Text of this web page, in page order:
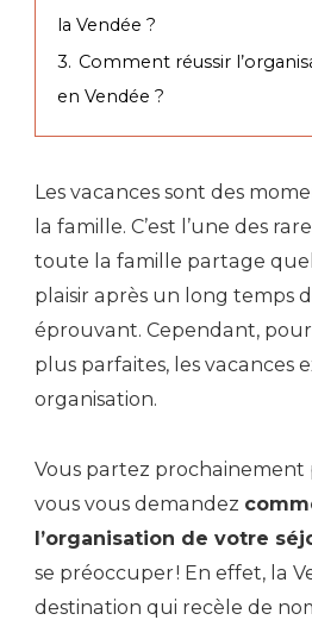
la Vendée ?
3. Comment réussir
en Vendée ?
Les vacances sont des
la famille. C’est l’une des
toute la famille partage
plaisir après un long temps
éprouvant. Cependant, pour
plus parfaites, les vacances
organisation.
Vous partez prochainement
vous vous demandez
l’organisation de votre
se préoccuper ! En effet, la
destination qui recèle de